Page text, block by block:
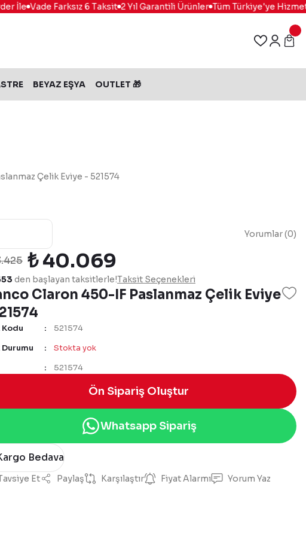
İle Vade Farksız 6 Taksit 2 Yıl Garantili Ürünler Tüm Türkiye'ye Hizmet
BEYAZ EŞYA OUTLET 🎁
Çelik Eviye - 521574
Yorumlar (0)
Claron 450-IF Paslanmaz Çelik Eviye
₺ 40.069
den başlayan taksitlerle!Taksit Seçenekleri
521574
Stokta yok
521574
Ön Sipariş Oluştur
Whatsapp Sipariş
Bedava
Et Paylaş Karşılaştır Fiyat Alarmı Yorum Yaz